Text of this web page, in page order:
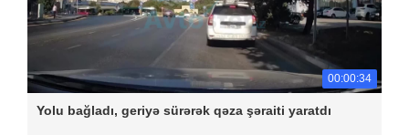
00:00:34
Yolu bağladı, geriyə sürərək qəza şəraiti yaratdı